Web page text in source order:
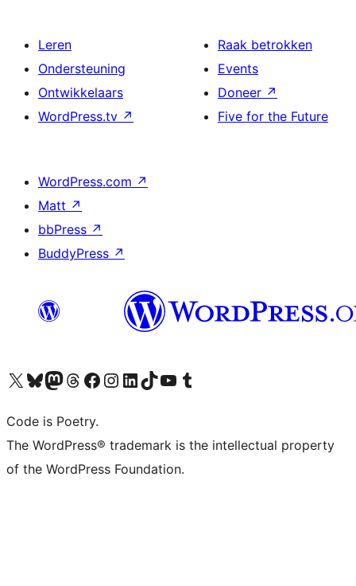
Leren
Ondersteuning
Ontwikkelaars
WordPress.tv ↗
Raak betrokken
Events
Doneer ↗
Five for the Future
WordPress.com ↗
Matt ↗
bbPress ↗
BuddyPress ↗
Bezoek ons X (voorheen Twitter) account
Bezoek onze Bluesky account
Bezoek ons Mastodon account
Bezoek onze Threads account
Onze Facebookpagina bezoeken
Bezoek onze Instagram account
Bezoek onze LinkedIn account
Bezoek onze TikTok account
Bezoek ons YouTube kanaalBezoek onze Tumblr account
Code is Poetry.
The WordPress® trademark is the intellectual property
of the WordPress Foundation.